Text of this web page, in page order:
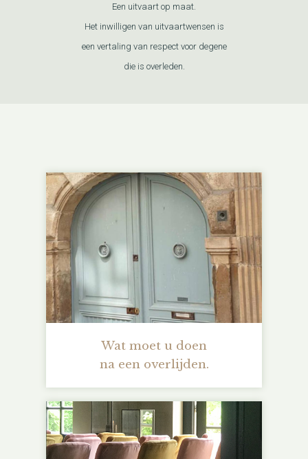
Een uitvaart op maat.
Het inwilligen van uitvaartwensen is
een vertaling van respect voor degene
die is overleden.
Wat moet u doen
na een overlijden.